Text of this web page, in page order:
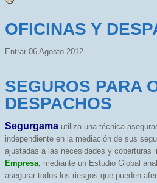
OFICINAS Y
Entrar 06 Agosto 2012.
SEGUROS PARA
DESPACHOS
Segurgama utiliza una técnica
independiente en la mediación de sus
ajustadas a las necesidades y coberturas
Empresa, mediante un Estudio Global
asegurar todos los riesgos que pueden